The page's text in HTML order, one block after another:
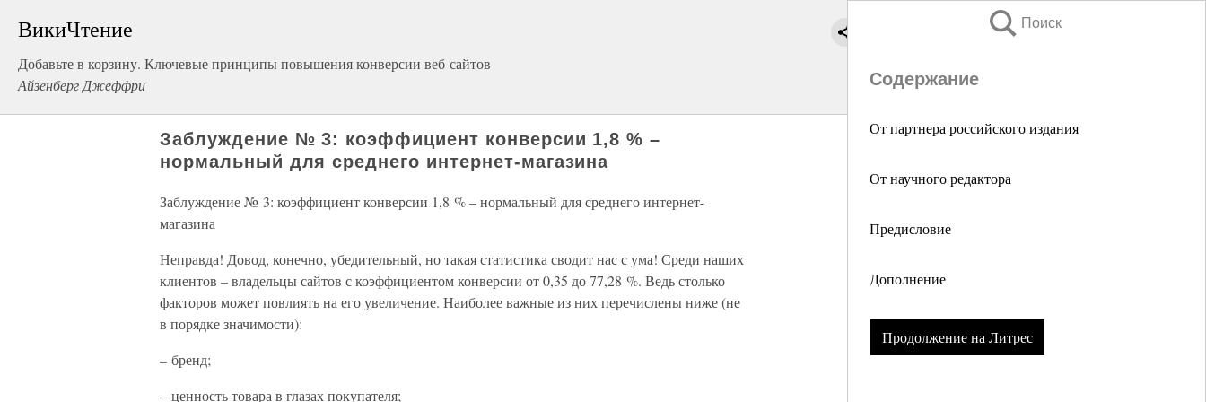
ВикиЧтение
Добавьте в корзину. Ключевые принципы повышения конверсии веб-сайтов
Айзенберг Джеффри
Поиск
Содержание
От партнера российского издания
От научного редактора
Предисловие
Дополнение
Продолжение на Литрес
Заблуждение № 3: коэффициент конверсии 1,8 % –
нормальный для среднего интернет-магазина
Заблуждение № 3: коэффициент конверсии 1,8 % – нормальный для среднего интернет-
магазина
Неправда! Довод, конечно, убедительный, но такая статистика сводит нас с ума! Среди наших
клиентов – владельцы сайтов с коэффициентом конверсии от 0,35 до 77,28 %. Ведь столько
факторов может повлиять на его увеличение. Наиболее важные из них перечислены ниже (не
в порядке значимости):
– бренд;
– ценность товара в глазах покупателя;